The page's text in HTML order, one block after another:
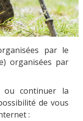
par le
organisées par
ou continuer la
de vous
: